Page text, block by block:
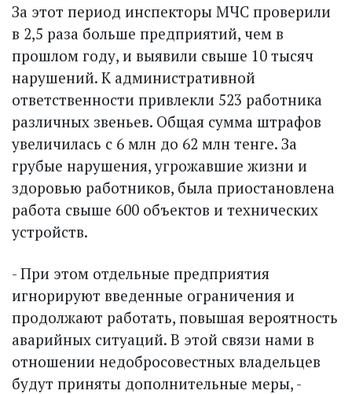
За этот период инспекторы МЧС проверили
в 2,5 раза больше предприятий, чем в
прошлом году, и выявили свыше 10 тысяч
нарушений. К административной
ответственности привлекли 523 работника
различных звеньев. Общая сумма штрафов
увеличилась с 6 млн до 62 млн тенге. За
грубые нарушения, угрожавшие жизни и
здоровью работников, была приостановлена
работа свыше 600 объектов и технических
устройств.
- При этом отдельные предприятия
игнорируют введенные ограничения и
продолжают работать, повышая вероятность
аварийных ситуаций. В этой связи нами в
отношении недобросовестных владельцев
будут приняты дополнительные меры, -